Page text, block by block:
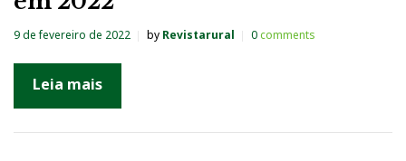
9 de fevereiro de 2022 by Revistarural 0comments
Leia mais